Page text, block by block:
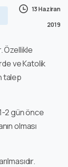
13 Haziran
2019
Özellikle
ve Katolik
talep
2 gün önce
olması